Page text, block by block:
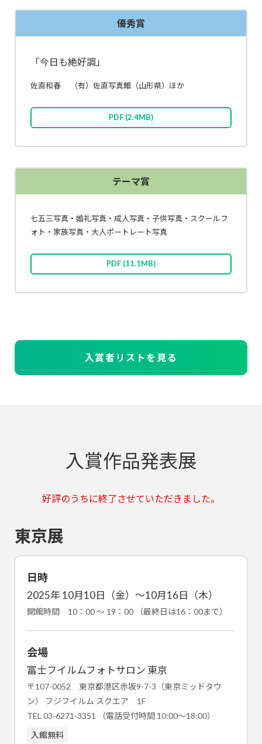
優秀賞
「今日も絶好調」
佐直和春 （有）佐直写真館（山形県） ほか
PDF (2.4MB)
テーマ賞
七五三写真・婚礼写真・成人写真・子供写真 ・スクールフ
ォト ・家族写真・大人ポートレート写真
PDF (11.1MB)
入賞者リストを見る
入賞作品発表展
好評のうちに終了させていただきました。
東京展
日時
2025年 10月10日（金）～10月16日（木）
開館時間 10：00 ～ 19：00 （最終日は16：00まで）
会場
富士フイルムフォトサロン 東京
〒107-0052 東京都港区赤坂9-7-3（東京ミッドタウ
ン） フジフイルム スクエア 1F
TEL 03-6271-3351 （電話受付時間 10:00～18:00）
入館無料